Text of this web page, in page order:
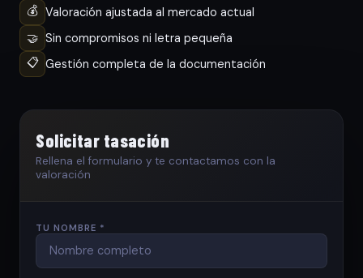
💰 Valoración ajustada al mercado actual
🤝 Sin compromisos ni letra pequeña
📋 Gestión completa de la documentación
Solicitar tasación
Rellena el formulario y te contactamos con la
valoración
TU NOMBRE *